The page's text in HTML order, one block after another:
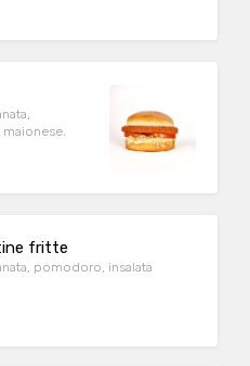
fritte
pomodoro, insalata